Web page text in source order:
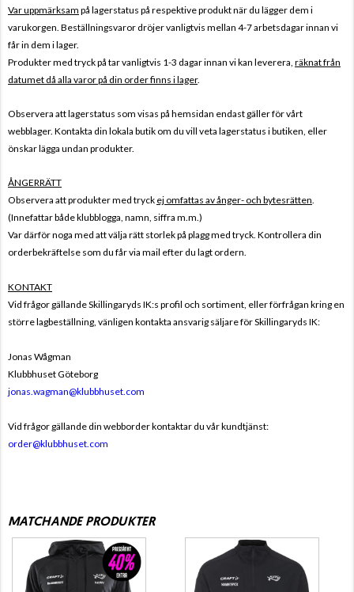
Var uppmärksam på lagerstatus på respektive produkt när du lägger dem i
varukorgen. Beställningsvaror dröjer vanligtvis mellan 4-7 arbetsdagar innan vi
får in dem i lager.
Produkter med tryck på tar vanligtvis 1-3 dagar innan vi kan leverera, räknat från
datumet då alla varor på din order finns i lager.
Observera att lagerstatus som visas på hemsidan endast gäller för vårt
webblager. Kontakta din lokala butik om du vill veta lagerstatus i butiken, eller
önskar lägga undan produkter.
ÅNGERRÄTT
Observera att produkter med tryck ej omfattas av ånger- och bytesrätten.
(Innefattar både klubblogga, namn, siffra m.m.)
Var därför noga med att välja rätt storlek på plagg med tryck. Kontrollera din
orderbekräftelse som du får via mail efter du lagt ordern.
KONTAKT
Vid frågor gällande Skillingaryds IK:s profil och sortiment, eller förfrågan kring en
större lagbeställning, vänligen kontakta ansvarig säljare för Skillingaryds IK:
Jonas Wågman
Klubbhuset Göteborg
jonas.wagman@klubbhuset.com
Vid frågor gällande din webborder kontaktar du vår kundtjänst:
order@klubbhuset.com
MATCHANDE PRODUKTER